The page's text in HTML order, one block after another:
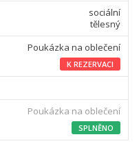
sociální
tělesný
Poukázka na oblečení
K REZERVACI
Poukázka na oblečení
SPLNĚNO